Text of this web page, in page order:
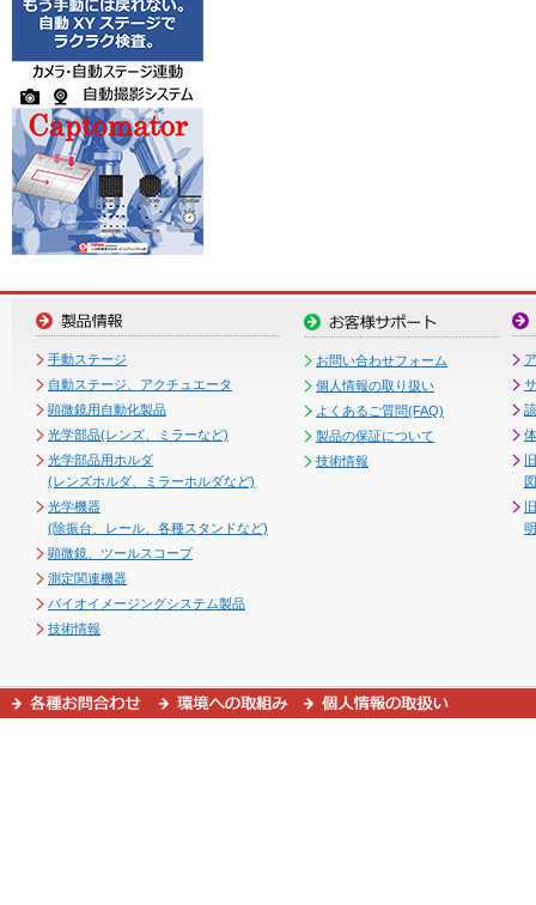
手動ステージ
自動ステージ、アクチュエータ
顕微鏡用自動化製品
光学部品(レンズ、ミラーなど)
光学部品用ホルダ
(レンズホルダ、ミラーホルダなど)
光学機器
(除振台、レール、各種スタンドなど)
顕微鏡、ツールスコープ
測定関連機器
バイオイメージングシステム製品
技術情報
お問い合わせフォーム
個人情報の取り扱い
よくあるご質問(FAQ)
製品の保証について
技術情報